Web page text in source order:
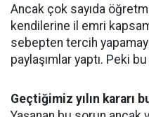
Ancak çok sayıda
kendilerine il emri
sebepten tercih
paylaşımlar yaptı. Peki
Geçtiğimiz yılın kararı